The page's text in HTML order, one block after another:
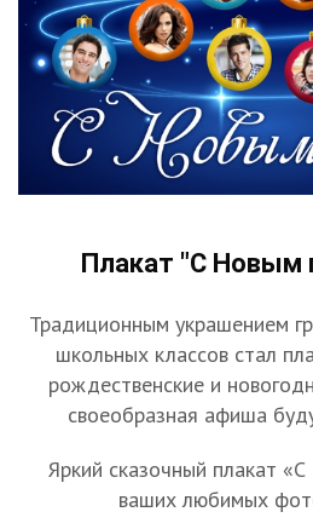
Плакат "С Новым
Традиционным украшением
школьных классов стал
рождественские и
своеобразная афиша
Яркий сказочный плакат
ваших любимых